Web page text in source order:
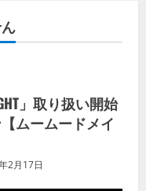
」取り扱い開始
ムームードメイ
2月17日